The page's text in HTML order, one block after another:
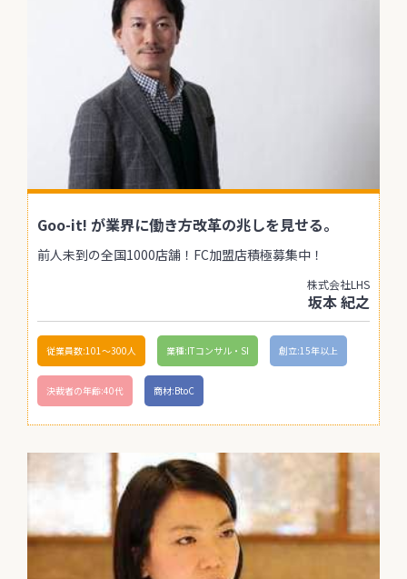
Goo-it! が業界に働き方改革の兆しを見せる。
前人未到の全国1000店舗！FC加盟店積極募集中！
株式会社LHS
坂本 紀之
従業員数:101〜300人 業種:ITコンサル・SI 創立:15年以上
決裁者の年齢:40代 商材:BtoC